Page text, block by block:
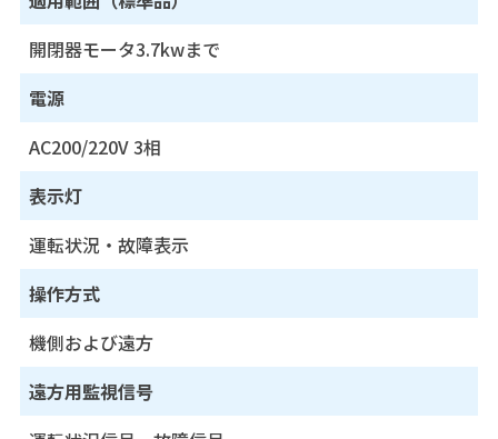
開閉器モータ3.7kwまで
電源
AC200/220V 3相
表示灯
運転状況・故障表示
操作方式
機側および遠方
遠方用監視信号